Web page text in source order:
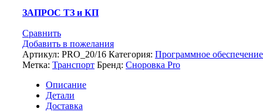
ЗАПРОС ТЗ и КП
Сравнить
Добавить в пожелания
Артикул: PRO_20/16 Категория: Программное
Метка: Транспорт Бренд: Сноровка Pro
Описание
Детали
Доставка